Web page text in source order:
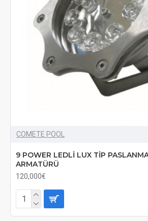
COMETE POOL
9 POWER LEDLİ LUX TİP
ARMATÜRÜ
120,000€